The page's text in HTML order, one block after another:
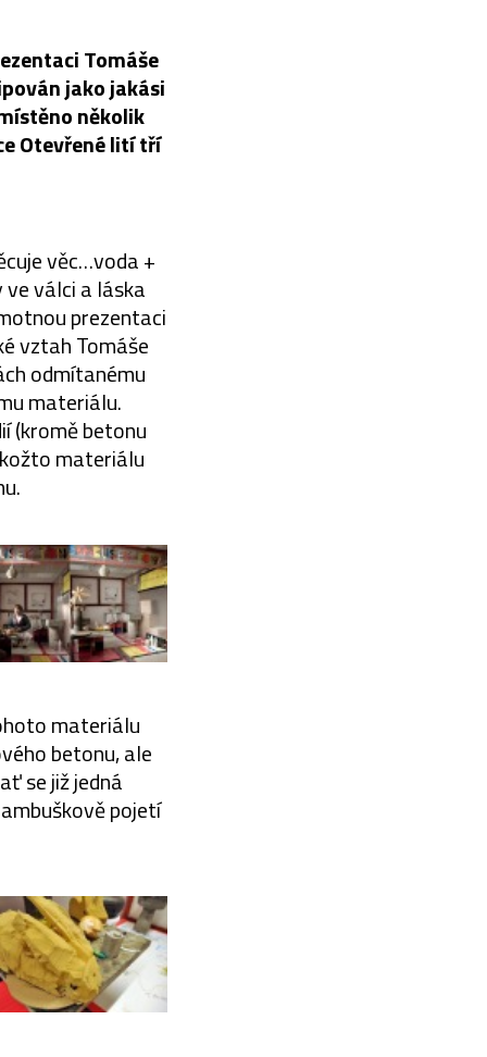
Tomáše
jako jakási
několik
Otevřené lití tří
věc…voda +
ve válci a láska
prezentaci
vztah Tomáše
odmítanému
materiálu.
(kromě betonu
materiálu
materiálu
betonu, ale
se již jedná
pojetí